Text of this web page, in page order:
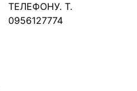
ТЕЛЕФОНУ. Т.
0956127774